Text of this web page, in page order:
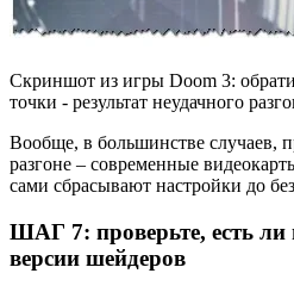
Скриншот из игры Doom 3:
точки - результат неудачного
Вообще, в большинстве случаев,
разгоне – современные
сами сбрасывают настройки до
ШАГ 7: проверьте, есть
версии шейдеров